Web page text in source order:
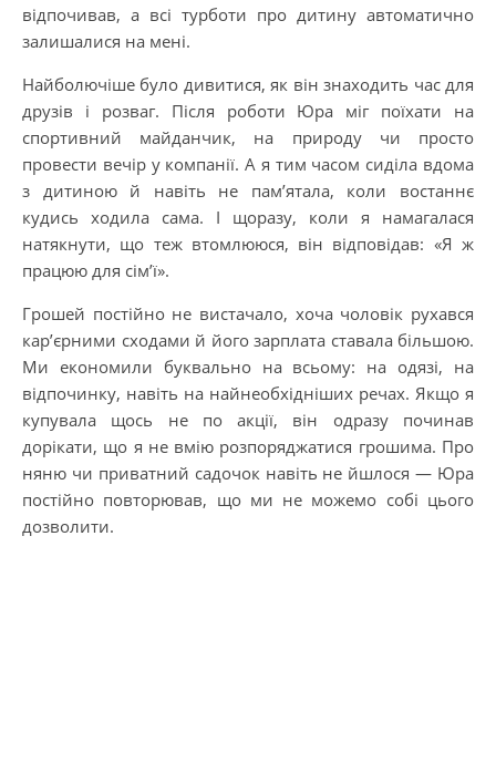
відпочивав, а всі турботи про дитину автоматично
залишалися на мені.
Найболючіше було дивитися, як він знаходить час для
друзів і розваг. Після роботи Юра міг поїхати на
спортивний майданчик, на природу чи просто
провести вечір у компанії. А я тим часом сиділа вдома
з дитиною й навіть не пам’ятала, коли востаннє
кудись ходила сама. І щоразу, коли я намагалася
натякнути, що теж втомлююся, він відповідав: «Я ж
працюю для сім’ї».
Грошей постійно не вистачало, хоча чоловік рухався
кар’єрними сходами й його зарплата ставала більшою.
Ми економили буквально на всьому: на одязі, на
відпочинку, навіть на найнеобхідніших речах. Якщо я
купувала щось не по акції, він одразу починав
дорікати, що я не вмію розпоряджатися грошима. Про
няню чи приватний садочок навіть не йшлося — Юра
постійно повторював, що ми не можемо собі цього
дозволити.